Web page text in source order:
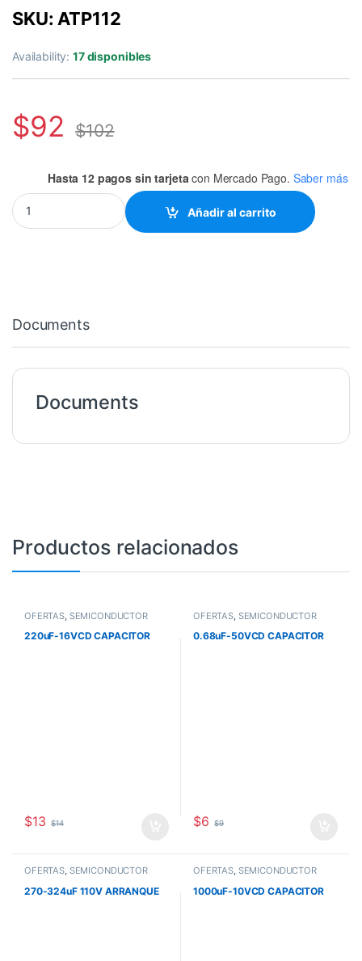
SKU: ATP112
Availability:17 disponibles
$92 $102
Hasta 12 pagos sin tarjeta con Mercado Pago. Saber más
ATP112 MOSFET P -60V -25A SMD TO-252 quantity
Añadir al carrito
Documents
Documents
Productos relacionados
OFERTAS SEMICONDUCTOR
220uF-16VCD CAPACITOR
$13 $14
OFERTAS SEMICONDUCTOR
0.68uF-50VCD CAPACITOR
$6 $9
OFERTAS, SEMICONDUCTOR
270-324uF 110V ARRANQUE
OFERTAS, SEMICONDUCTOR
1000uF-10VCD CAPACITOR